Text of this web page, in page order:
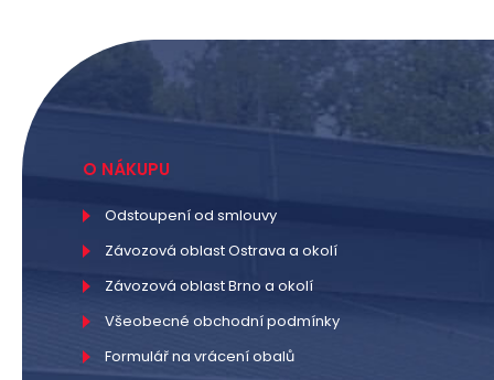
O NÁKUPU
Odstoupení od smlouvy
Závozová oblast Ostrava a okolí
Závozová oblast Brno a okolí
Všeobecné obchodní podmínky
Formulář na vrácení obalů